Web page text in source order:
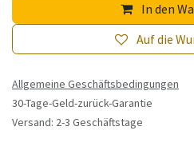
In den
Auf die
Allgemeine Geschäftsbedingungen
30-Tage-Geld-zurück-Garantie
Versand: 2-3 Geschäftstage